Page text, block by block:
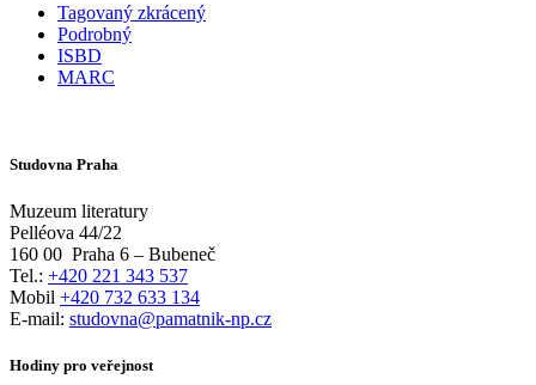
Tagovaný zkrácený
Podrobný
ISBD
MARC
Studovna Praha
Muzeum literatury
Pelléova 44/22
160 00 Praha 6 – Bubeneč
Tel.: +420 221 343 537
Mobil +420 732 633 134
E-mail: studovna@pamatnik-np.cz
Hodiny pro veřejnost